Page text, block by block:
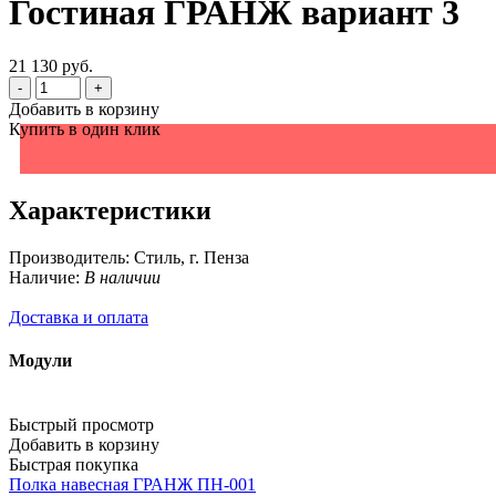
Гостиная ГРАНЖ вариант 3
21 130 руб.
- +
Добавить в корзину
Купить в один клик
Характеристики
Производитель: Стиль, г. Пенза
Наличие: В наличии
Доставка и оплата
Модули
Быстрый просмотр
Добавить в корзину
Быстрая покупка
Полка навесная ГРАНЖ ПН-001